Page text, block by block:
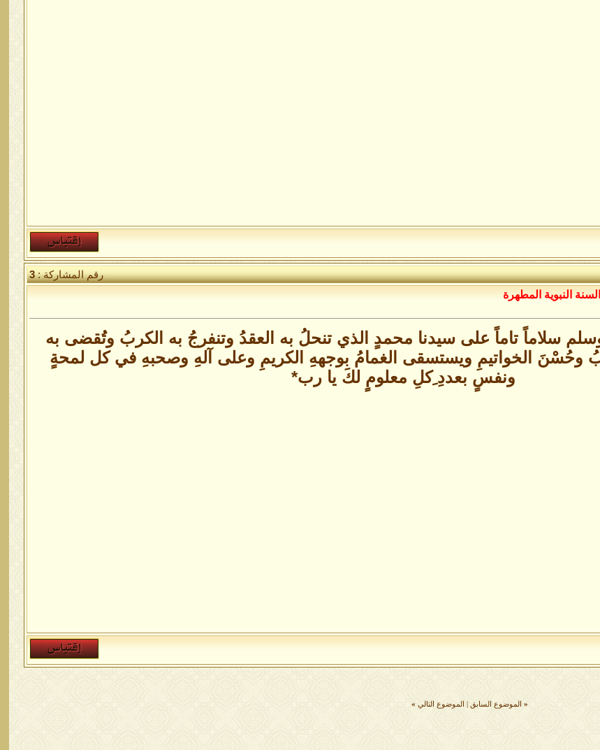
رقم المشاركة :3
النبوية المطهرة
سلاماً تاماً على سيدنا محمدٍ الذي تنحلُ به العقدُ وتنفرجُ به الكربُ وتُقضى به
وحُسْنَ الخواتيمِ ويستسقى الغمامُ بوجههِ الكريمِ وعلى آلهِ وصحبهِ في كل لمحةٍ
ونفسٍ بعددِ ِكلِ معلومٍ لكَ يا رب*
« الموضوع السابق الموضوع التالي »